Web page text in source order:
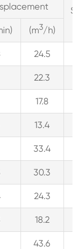
(m3/h)
24.5
22.3
17.8
13.4
33.4
30.3
24.3
18.2
43.6